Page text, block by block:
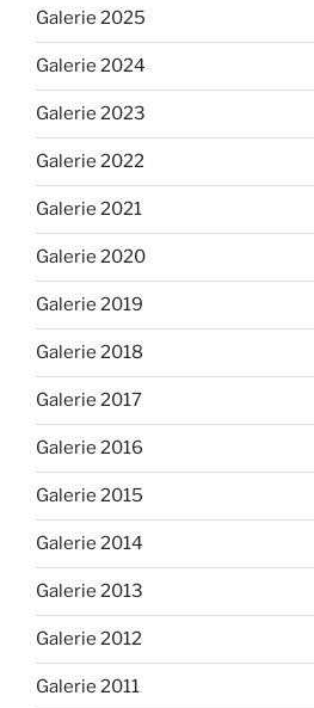
Galerie 2025
Galerie 2024
Galerie 2023
Galerie 2022
Galerie 2021
Galerie 2020
Galerie 2019
Galerie 2018
Galerie 2017
Galerie 2016
Galerie 2015
Galerie 2014
Galerie 2013
Galerie 2012
Galerie 2011